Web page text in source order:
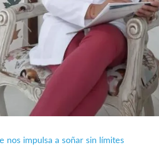
nos impulsa a soñar sin límites